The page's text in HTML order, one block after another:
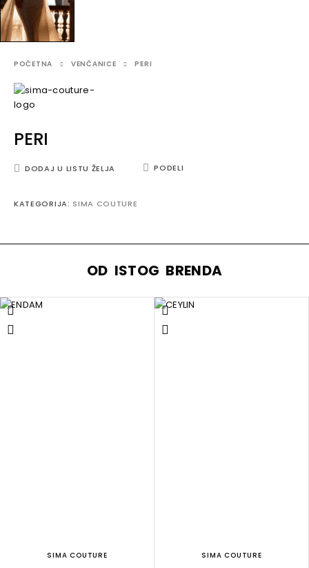
POČETNA VENČANICE PERI
PERI
DODAJ U LISTU ŽELJA PODELI
KATEGORIJA: SIMA COUTURE
OD ISTOG BRENDA
SIMA COUTURE SIMA COUTURE